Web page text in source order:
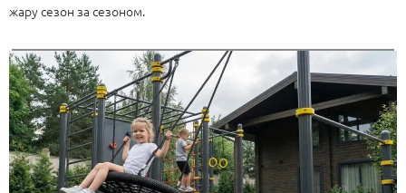
жару сезон за сезоном.